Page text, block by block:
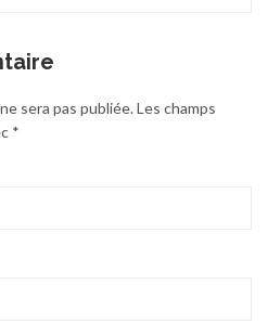
sera pas publiée.Les champs
*